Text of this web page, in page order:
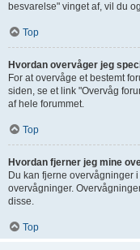
besvarelse" vinget af, vil du
Top
Hvordan overvåger jeg
For at overvåge et bestemt
siden, se et link "Overvåg
af hele forummet.
Top
Hvordan fjerner jeg mine
Du kan fjerne overvågninger
overvågninger.
disse.
Top